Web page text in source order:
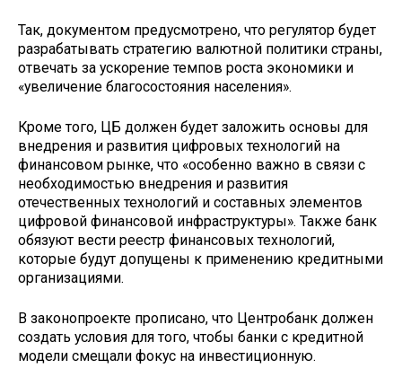
Так, документом предусмотрено, что регулятор будет
разрабатывать стратегию валютной политики страны,
отвечать за ускорение темпов роста экономики и
«увеличение благосостояния населения».
Кроме того, ЦБ должен будет заложить основы для
внедрения и развития цифровых технологий на
финансовом рынке, что «особенно важно в связи с
необходимостью внедрения и развития
отечественных технологий и составных элементов
цифровой финансовой инфраструктуры». Также банк
обязуют вести реестр финансовых технологий,
которые будут допущены к применению кредитными
организациями.
В законопроекте прописано, что Центробанк должен
создать условия для того, чтобы банки с кредитной
модели смещали фокус на инвестиционную.